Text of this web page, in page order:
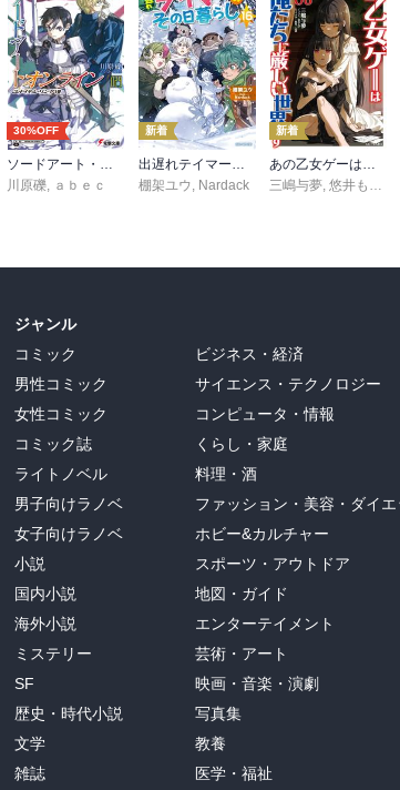
30%OFF
ソードアート・オンライン29 ユナイタル・リングVIII
川原礫, ａｂｅｃ
新着
出遅れテイマーのその日暮らし 16
棚架ユウ, Nardack
新着
あの乙女ゲーは俺たちに厳しい世界です 6
三嶋与夢,悠井もげ
ジャンル
コミック
男性コミック
女性コミック
コミック誌
ライトノベル
男子向けラノベ
女子向けラノベ
小説
国内小説
海外小説
ミステリー
SF
歴史・時代小説
文学
雑誌
ビジネス・経済
サイエンス・テクノロジー
コンピュータ・情報
くらし・家庭
料理・酒
ファッション・美容・ダイエ
ホビー&カルチャー
スポーツ・アウトドア
地図・ガイド
エンターテイメント
芸術・アート
映画・音楽・演劇
写真集
教養
医学・福祉